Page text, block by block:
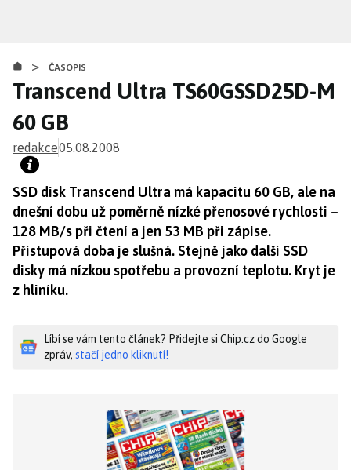
obsahu
> ČASOPIS
Transcend Ultra TS60GSSD25D-M
60 GB
redakce05.08.2008
SSD disk Transcend Ultra má kapacitu 60 GB, ale na
dnešní dobu už poměrně nízké přenosové rychlosti –
128 MB/s při čtení a jen 53 MB při zápise.
Přístupová doba je slušná. Stejně jako další SSD
disky má nízkou spotřebu a provozní teplotu. Kryt je
z hliníku.
Líbí se vám tento článek? Přidejte si Chip.cz do Google
zpráv, stačí jedno kliknutí!